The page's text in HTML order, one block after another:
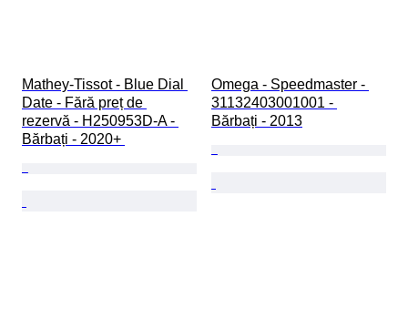
Mathey-Tissot - Blue Dial
Date - Fără preț de
rezervă - H250953D-A -
Bărbați - 2020+
Omega - Speedmaster -
31132403001001 -
Bărbați - 2013